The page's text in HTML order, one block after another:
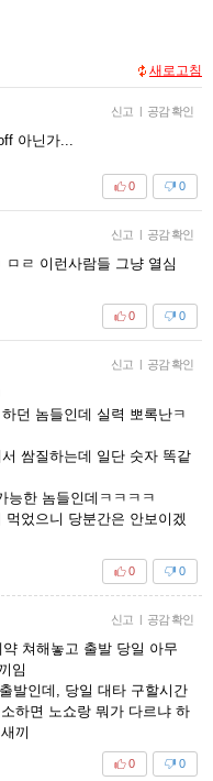
새로고침
신고 | 공감 확인
아닌가...
0
0
신고 | 공감 확인
ㄹ 이런사람들 그냥 열심
0
0
신고 | 공감 확인
던 놈들인데 실력 뽀록난ㅋ
쌈질하는데 일단 숫자 똑같
능한 놈들인데ㅋㅋㅋㅋ
었으니 당분간은 안보이겠
0
0
신고 | 공감 확인
쳐해놓고 출발 당일 아무
임
발인데, 당일 대타 구할시간
하면 노쇼랑 뭐가 다르냐 하
끼
0
0